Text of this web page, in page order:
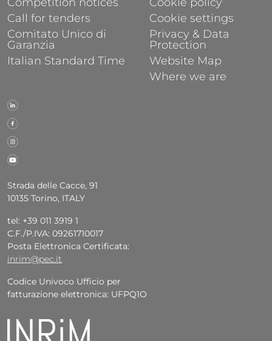
Strada delle Cacce, 91
10135 Torino, ITALY
tel: +39 011 3919 1
C.F./P.IVA: 09261710017
Posta Elettronica Certificata:
inrim@pec.it
Codice Univoco Ufficio per
fatturazione elettronica: UFPQ1O
Call for tenders
Comitato Unico di
Garanzia
Italian Standard Time
Cookie settings
Privacy & Data
Protection
Website Map
Where we are